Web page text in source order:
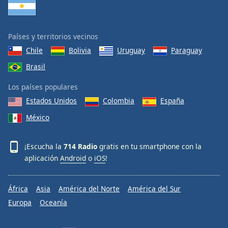
Países y territorios vecinos
Chile
Bolivia Uruguay
Paraguay
Brasil
Los países populares
Estados Unidos
Colombia
España
México
¡Escucha la 714 Radio gratis en tu smartphone con la
aplicación Android o iOS!
África Asia América del Norte
América del Sur
Europa
Oceanía